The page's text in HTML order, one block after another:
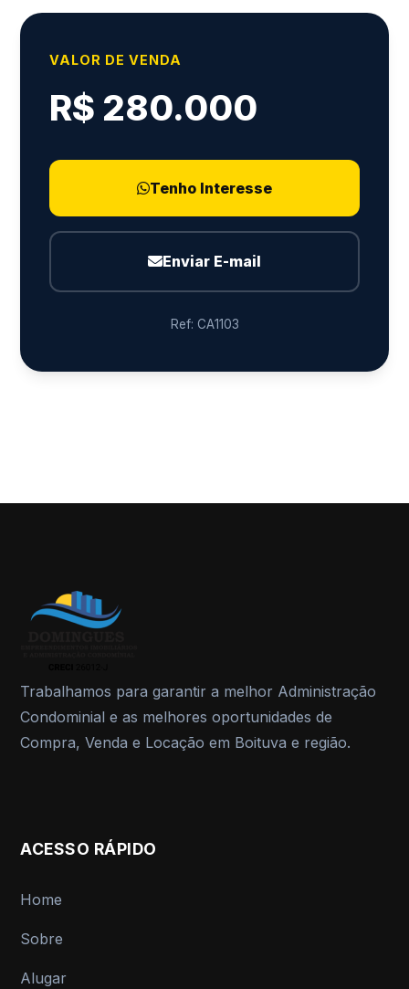
VALOR DE VENDA
R$ 280.000
Tenho Interesse
Enviar E-mail
Ref: CA1103
Trabalhamos para garantir a melhor Administração
Condominial e as melhores oportunidades de
Compra, Venda e Locação em Boituva e região.
ACESSO RÁPIDO
Home
Sobre
Alugar